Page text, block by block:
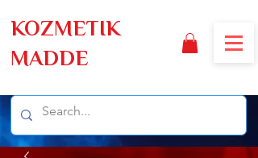
KOZMETIK
MADDE